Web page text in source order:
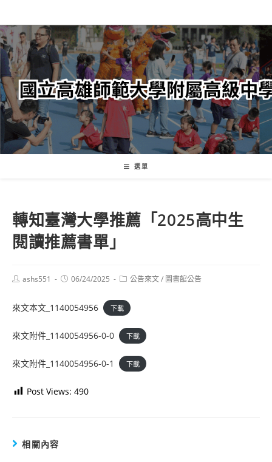
轉
至
主
內
容
選單
轉知臺灣大學推薦「2025高中生
閱讀推薦書單」
Postashs551
Post06/24/2025
Post公告來文/ 圖書館公告
來文本文_1140054956 下載
來文附件_1140054956-0-0 下載
來文附件_1140054956-0-1 下載
Post Views: 490
相關內容